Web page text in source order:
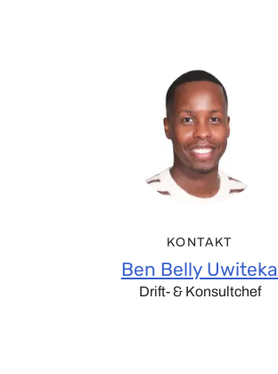
KONTAKT
Ben Belly Uwiteka
Drift- & Konsultchef